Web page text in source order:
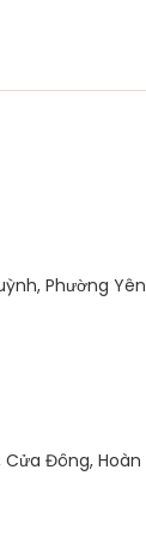
Phường Yên
Cửa Đông, Hoàn